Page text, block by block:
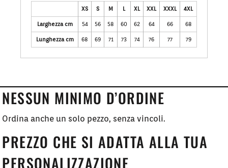
XS S M L XL XXL XXXL 4XL
Larghezza cm 54 56 58 60 62 64 66 68
Lunghezza cm 68 69 71 73 74 76 77 79
NESSUN MINIMO D’ORDINE
Ordina anche un solo pezzo, senza vincoli.
PREZZO CHE SI ADATTA ALLA TUA
PERSONALIZZAZIONE